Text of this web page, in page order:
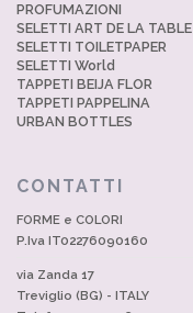
PROFUMAZIONI
SELETTI ART DE LA TABLE
SELETTI TOILETPAPER
SELETTI World
TAPPETI BEIJA FLOR
TAPPETI PAPPELINA
URBAN BOTTLES
CONTATTI
FORME e COLORI
P.Iva IT02276090160
via Zanda 17
Treviglio (BG) - ITALY